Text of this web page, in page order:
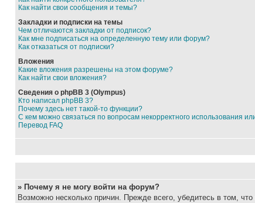
Как найти свои сообщения и темы?
Закладки и подписки на темы
Чем отличаются закладки от подписок?
Как мне подписаться на определенную тему или форум?
Как отказаться от подписки?
Вложения
Какие вложения разрешены на этом форуме?
Как найти свои вложения?
Сведения о phpBB 3 (Olympus)
Кто написал phpBB 3?
Почему здесь нет такой-то функции?
С кем можно связаться по вопросам некорректного использования
Перевод FAQ
» Почему я не могу войти на форум?
Возможно несколько причин. Прежде всего, убедитесь в том,